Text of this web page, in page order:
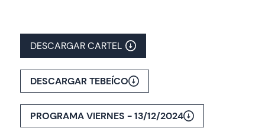
DESCARGAR CARTEL
DESCARGAR TEBEÍCO
PROGRAMA VIERNES - 13/12/2024